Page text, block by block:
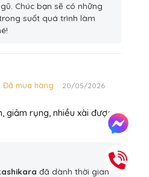
Chúc bạn sẽ có những
suốt quá trình làm
Đã mua hàng
20/05/2026
giảm rụng, nhiều xài được
đã dành thời gian